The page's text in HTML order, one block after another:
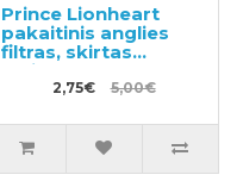
Prince Lionheart
pakaitinis anglies
filtras, skirtas
Twist'R 2vnt
2,75€ 5,00€